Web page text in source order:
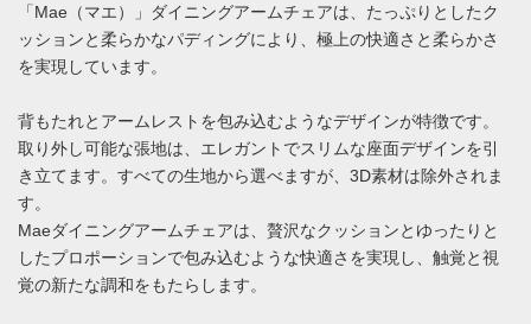
「Mae（マエ）」ダイニングアームチェアは、たっぷりとしたク
ッションと柔らかなパディングにより、極上の快適さと柔らかさ
を実現しています。
背もたれとアームレストを包み込むようなデザインが特徴です。
取り外し可能な張地は、エレガントでスリムな座面デザインを引
き立てます。すべての生地から選べますが、3D素材は除外されま
す。
Maeダイニングアームチェアは、贅沢なクッションとゆったりと
したプロポーションで包み込むような快適さを実現し、触覚と視
覚の新たな調和をもたらします。